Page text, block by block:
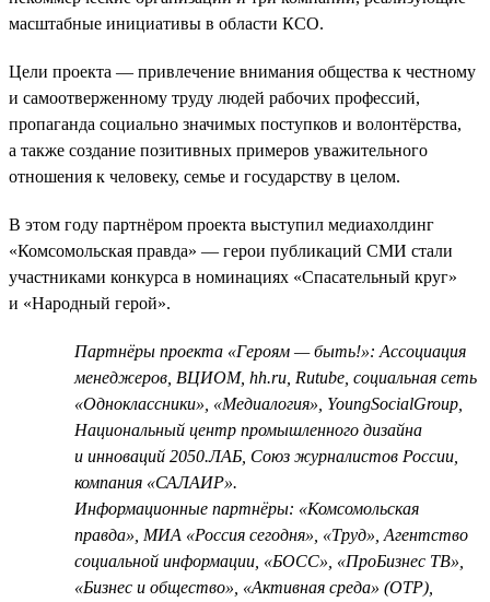
масштабные инициативы в области КСО.
Цели проекта — привлечение внимания общества к честному
и самоотверженному труду людей рабочих профессий,
пропаганда социально значимых поступков и волонтёрства,
а также создание позитивных примеров уважительного
отношения к человеку, семье и государству в целом.
В этом году партнёром проекта выступил медиахолдинг
«Комсомольская правда» — герои публикаций СМИ стали
участниками конкурса в номинациях «Спасательный круг»
и «Народный герой».
Партнёры проекта «Героям — быть!»: Ассоциация
менеджеров, ВЦИОМ, hh.ru, Rutube, социальная сеть
«Одноклассники», «Медиалогия», YoungSocialGroup,
Национальный центр промышленного дизайна
и инноваций 2050.ЛАБ, Союз журналистов России,
компания «САЛАИР».
Информационные партнёры: «Комсомольская
правда», МИА «Россия сегодня», «Труд», Агентство
социальной информации, «БОСС», «ПроБизнес ТВ»,
«Бизнес и общество», «Активная среда» (ОТР),